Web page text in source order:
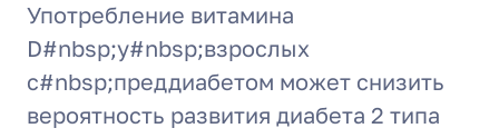
Употребление витамина
D#nbsp;у#nbsp;взрослых
с#nbsp;преддиабетом может снизить
вероятность развития диабета 2 типа